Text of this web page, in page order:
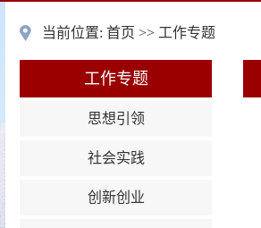
当前位置: 首页 >> 工作专题
工作专题
思想引领
社会实践
创新创业